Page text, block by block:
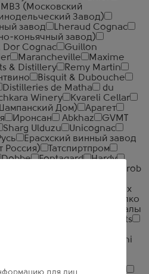
(Московский
Завод)
завод
Lheraud Cognac
коньячный завод)
Dor Cognac
Guillon
Marancheville
Maxime
& Distillery
Remy Martin
Bisquit & Dubouche
Distilleries de Matha
du
Winery
Kvareli Cellar
Дом)
Арагет
Иронсан Abkhaz
GVMT
Sharg Ulduzu
Unicognac
Ерасхский винный завод
Россия)
Татспиртпром
Dobbe Fontagard
Hardy
Samarkand-Zhomboy Sharob
Компания Алкогольных
Кристалл
Национал Алко
винно-коньячные подвалы
A. H. Riise Spirits
Akashi
Cnoc Anaseuli Kombinat
для лиц